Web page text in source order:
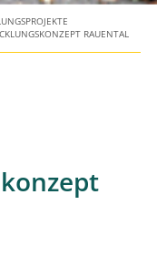
RAUENTAL